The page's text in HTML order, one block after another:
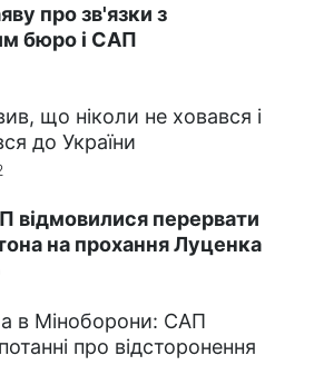
про зв'язки з
бюро і САП
що ніколи не ховався і
до України
відмовилися перервати
на прохання Луценка
в Міноборони: САП
про відсторонення